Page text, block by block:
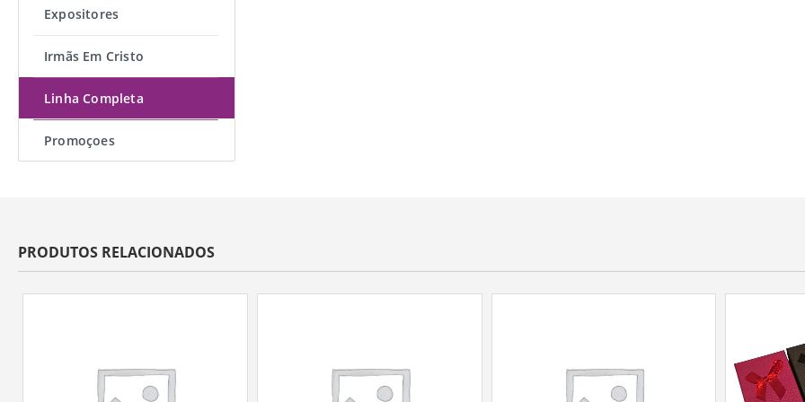
Expositores
Irmãs Em Cristo
Linha Completa
Promoçoes
PRODUTOS RELACIONADOS